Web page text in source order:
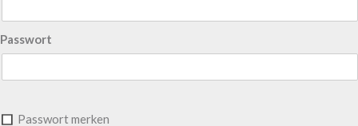
Passwort
Passwort merken